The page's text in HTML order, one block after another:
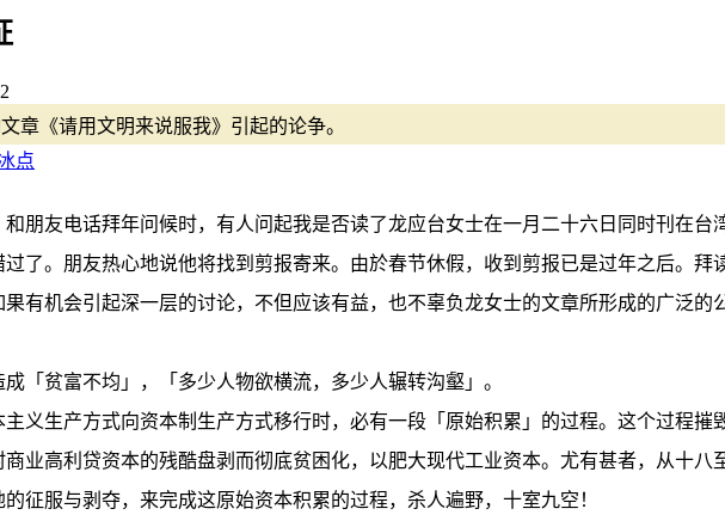
章《请用文明来说服我》引起的论争。
点
朋友电话拜年问候时，有人问起我是否读了龙应台女士在一月二十六日同时刊在台
过了。朋友热心地说他将找到剪报寄来。由於春节休假，收到剪报已是过年之后。
有机会引起深一层的讨论，不但应该有益，也不辜负龙女士的文章所形成的广泛的
「贫富不均」，「多少人物欲横流，多少人辗转沟壑」。
义生产方式向资本制生产方式移行时，必有一段「原始积累」的过程。这个过程摧
业高利贷资本的残酷盘剥而彻底贫困化，以肥大现代工业资本。尤有甚者，从十
征服与剥夺，来完成这原始资本积累的过程，杀人遍野，十室九空！